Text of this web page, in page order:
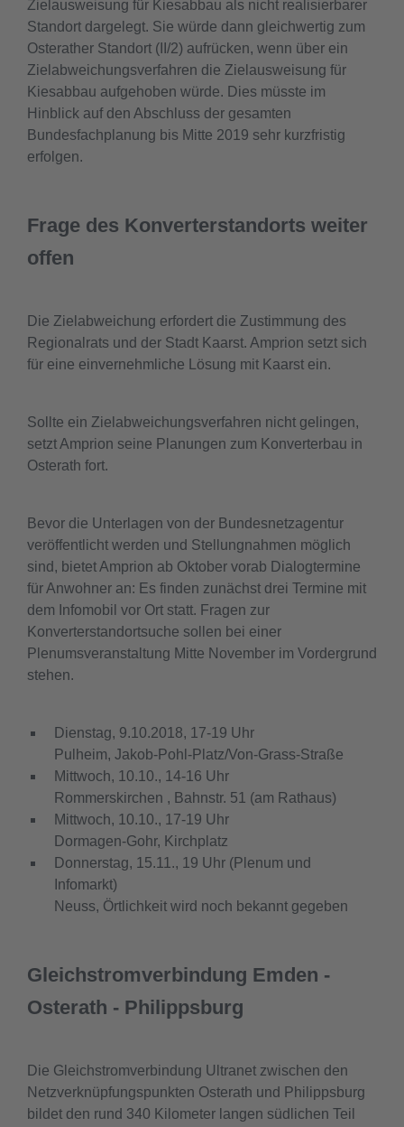
Zielausweisung für Kiesabbau als nicht realisierbarer
Standort dargelegt. Sie würde dann gleichwertig zum
Osterather Standort (II/2) aufrücken, wenn über ein
Zielabweichungsverfahren die Zielausweisung für
Kiesabbau aufgehoben würde. Dies müsste im
Hinblick auf den Abschluss der gesamten
Bundesfachplanung bis Mitte 2019 sehr kurzfristig
erfolgen.
Frage des Konverterstandorts weiter
offen
Die Zielabweichung erfordert die Zustimmung des
Regionalrats und der Stadt Kaarst. Amprion setzt sich
für eine einvernehmliche Lösung mit Kaarst ein.
Sollte ein Zielabweichungsverfahren nicht gelingen,
setzt Amprion seine Planungen zum Konverterbau in
Osterath fort.
Bevor die Unterlagen von der Bundesnetzagentur
veröffentlicht werden und Stellungnahmen möglich
sind, bietet Amprion ab Oktober vorab Dialogtermine
für Anwohner an: Es finden zunächst drei Termine mit
dem Infomobil vor Ort statt. Fragen zur
Konverterstandortsuche sollen bei einer
Plenumsveranstaltung Mitte November im Vordergrund
stehen.
Dienstag, 9.10.2018, 17-19 Uhr
Pulheim, Jakob-Pohl-Platz/Von-Grass-Straße
Mittwoch, 10.10., 14-16 Uhr
Rommerskirchen , Bahnstr. 51 (am Rathaus)
Mittwoch, 10.10., 17-19 Uhr
Dormagen-Gohr, Kirchplatz
Donnerstag, 15.11., 19 Uhr (Plenum und
Infomarkt)
Neuss, Örtlichkeit wird noch bekannt gegeben
Gleichstromverbindung Emden -
Osterath - Philippsburg
Die Gleichstromverbindung Ultranet zwischen den
Netzverknüpfungspunkten Osterath und Philippsburg
bildet den rund 340 Kilometer langen südlichen Teil